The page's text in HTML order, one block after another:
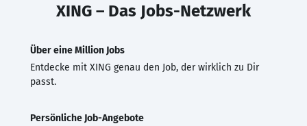
XING – Das Jobs-Netzwerk
Über eine Million Jobs
Entdecke mit XING genau den Job, der wirklich zu Dir
passt.
Persönliche Job-Angebote